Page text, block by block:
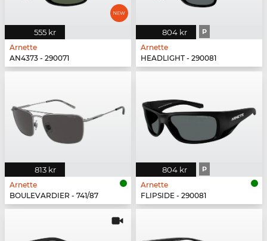
555 kr
Arnette
AN4373 - 290071
804 kr P
Arnette
HEADLIGHT - 290081
813 kr
Arnette
BOULEVARDIER - 741/87
804 kr P
Arnette
FLIPSIDE - 290081